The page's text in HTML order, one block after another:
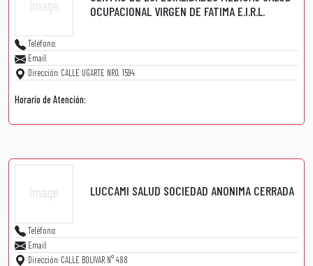
OCUPACIONAL VIRGEN DE FATIMA E.I.R.L.
Teléfono:
Email:
Dirección: CALLE UGARTE NRO. 1594
Horario de Atención:
LUCCAMI SALUD SOCIEDAD ANONIMA CERRADA
Teléfono:
Email:
Dirección: CALLE BOLIVAR N° 488